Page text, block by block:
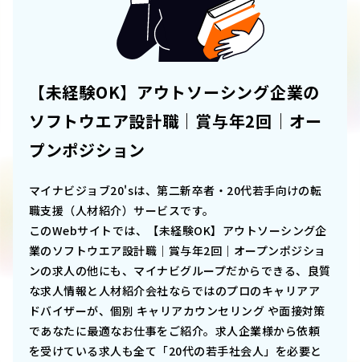
【未経験OK】アウトソーシング企業の
ソフトウエア設計職｜賞与年2回｜オー
プンポジション
マイナビジョブ20'sは、第二新卒者・20代若手向けの転
職支援（人材紹介）サービスです。
このWebサイトでは、
【未経験OK】アウトソーシング企
業のソフトウエア設計職｜賞与年2回｜オープンポジショ
ンの求人の他にも、マイナビグループだからできる、良質
な求人情報と人材紹介会社ならではのプロのキャリアア
ドバイザーが、個別 キャリアカウンセリング や面接対策
であなたに最適なお仕事をご紹介。求人企業様から依頼
を受けている求人も全て「20代の若手社会人」を必要と